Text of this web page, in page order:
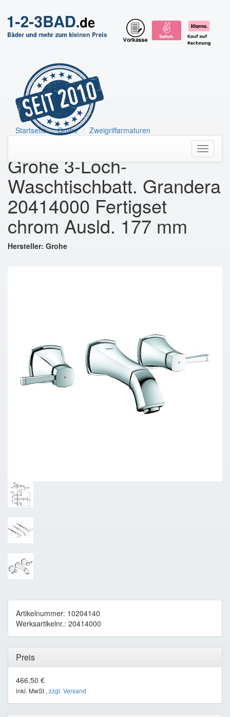
Toggle
Startseite Grohe
Zweigriffarmaturen
Grohe 3-Loch-
Waschtischbatt. Grandera
20414000 Fertigset
chrom Ausld. 177 mm
Hersteller: Grohe
Artikelnummer: 10204140
Werksartikelnr.: 20414000
Preis
466,50 €
inkl. MwSt , zzgl. Versand